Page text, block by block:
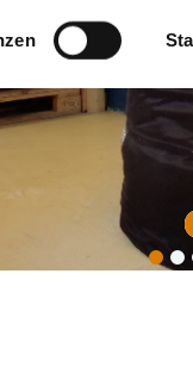
kann.
für diese
mittels
Einwilligung stets
nicht auf
gewünschten
daher unabhängig